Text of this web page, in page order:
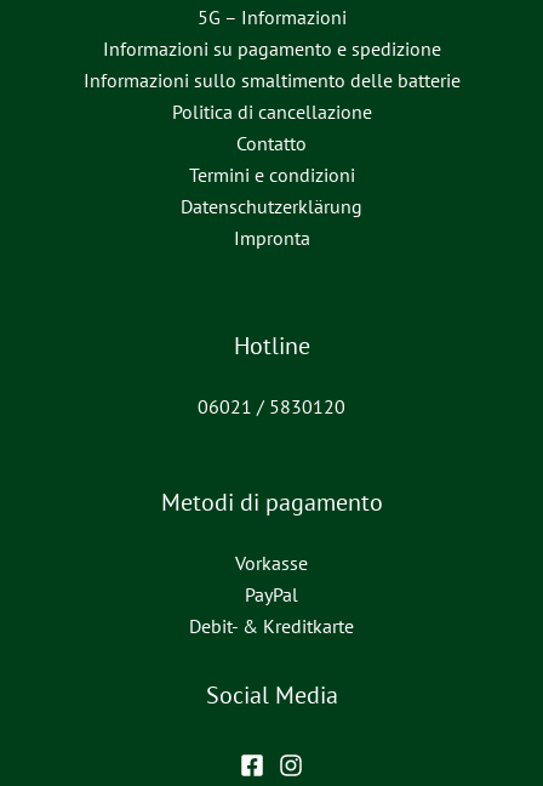
5G – Informazioni
Informazioni su pagamento e spedizione
Informazioni sullo smaltimento delle batterie
Politica di cancellazione
Contatto
Termini e condizioni
Datenschutzerklärung
Impronta
Hotline
06021 / 5830120
Metodi di pagamento
Vorkasse
PayPal
Debit- & Kreditkarte
Social Media